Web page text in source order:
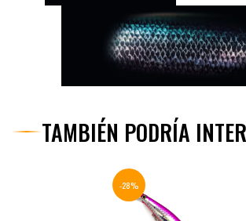
TAMBIÉN PODRÍA
-28%